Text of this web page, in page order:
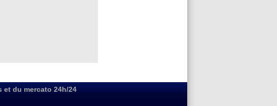
du mercato 24h/24